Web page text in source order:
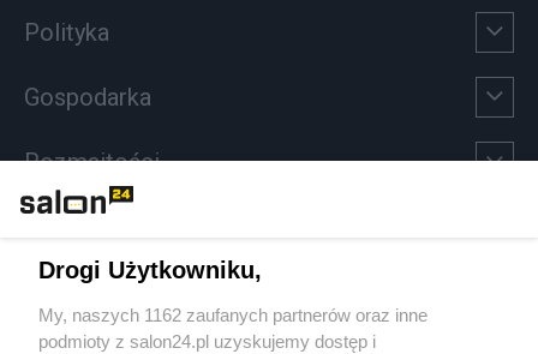
Polityka
Gospodarka
Rozmaitości
Sport
Drogi Użytkowniku,
My, naszych 1162 zaufanych partnerów oraz inne
podmioty z salon24.pl uzyskujemy dostęp i